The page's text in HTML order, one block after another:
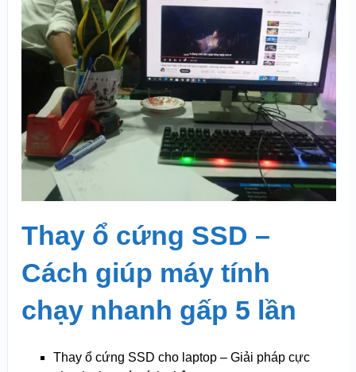
Thay ổ cứng SSD –
Cách giúp máy tính
chạy nhanh gấp 5 lần
Thay ổ cứng SSD cho laptop – Giải pháp cực